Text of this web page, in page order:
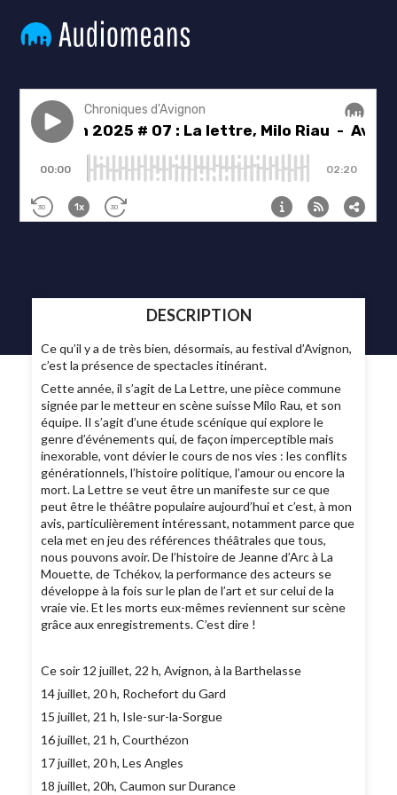
DESCRIPTION
Ce qu’il y a de très bien, désormais, au festival d’Avignon,
c’est la présence de spectacles itinérant.
Cette année, il s’agit de La Lettre, une pièce commune
signée par le metteur en scène suisse Milo Rau, et son
équipe. Il s’agit d’une étude scénique qui explore le
genre d’événements qui, de façon imperceptible mais
inexorable, vont dévier le cours de nos vies : les conflits
générationnels, l’histoire politique, l’amour ou encore la
mort. La Lettre se veut être un manifeste sur ce que
peut être le théâtre populaire aujourd’hui et c’est, à mon
avis, particulièrement intéressant, notamment parce que
cela met en jeu des références théâtrales que tous,
nous pouvons avoir. De l’histoire de Jeanne d’Arc à La
Mouette, de Tchékov, la performance des acteurs se
développe à la fois sur le plan de l’art et sur celui de la
vraie vie. Et les morts eux-mêmes reviennent sur scène
grâce aux enregistrements. C’est dire !
Ce soir 12 juillet, 22 h, Avignon, à la Barthelasse
14 juillet, 20 h, Rochefort du Gard
15 juillet, 21 h, Isle-sur-la-Sorgue
16 juillet, 21 h, Courthézon
17 juillet, 20 h, Les Angles
18 juillet, 20h, Caumon sur Durance